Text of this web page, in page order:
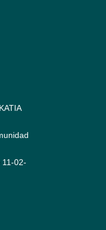
11-02-